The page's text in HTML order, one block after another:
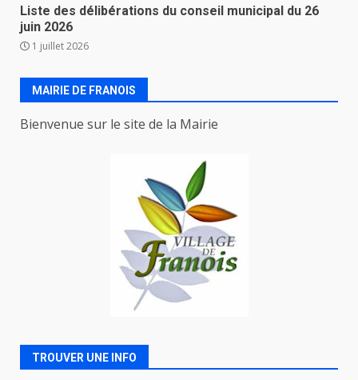
Liste des délibérations du conseil municipal du 26
juin 2026
1 juillet 2026
MAIRIE DE FRANOIS
Bienvenue sur le site de la Mairie
TROUVER UNE INFO